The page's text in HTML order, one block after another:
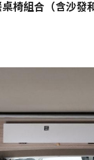
椅組合（含沙發